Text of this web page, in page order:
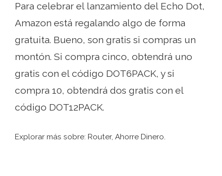
Para celebrar el lanzamiento del Echo Dot,
Amazon está regalando algo de forma
gratuita. Bueno, son gratis si compras un
montón. Si compra cinco, obtendrá uno
gratis con el código DOT6PACK, y si
compra 10, obtendrá dos gratis con el
código DOT12PACK.
Explorar más sobre: ​​Router, Ahorre Dinero.